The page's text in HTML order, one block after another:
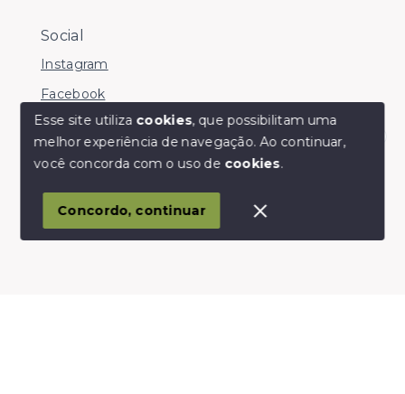
Olá! somos da Linkmob, como podemos ajudar?
Social
Instagram
Facebook
© Copyright 2026 - Youinvest - Todos os direitos
SITE PARA IMOBILIARIA
Esse site utiliza cookies, que possibilitam uma
melhor experiência de navegação.Ao continuar,
você concorda com o uso de cookies.
Concordo, continuar